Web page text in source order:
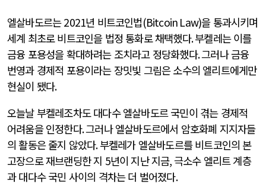
엘살바도르는2021년 비트코인법(Bitcoin Law)을 통과시키며
세계 최초로 비트코인을 법정 통화로 채택했다.부켈레는 이를
금융 포용성을 확대하려는 조치라고 정당화했다.그러나 금융
번영과 경제적 포용이라는 장밋빛 그림은 소수의 엘리트에게만
현실이 됐다.
오늘날 부켈레조차도 대다수 엘살바도르 국민이 겪는 경제적
어려움을 인정한다.그러나 엘살바도르에서 암호화폐 지지자들
의 활동은 줄지 않았다.부켈레가 엘살바도르를 비트코인의 본
고장으로 재브랜딩한 지 5년이 지난 지금,극소수 엘리트 계층
과 대다수 국민 사이의 격차는 더 벌어졌다.